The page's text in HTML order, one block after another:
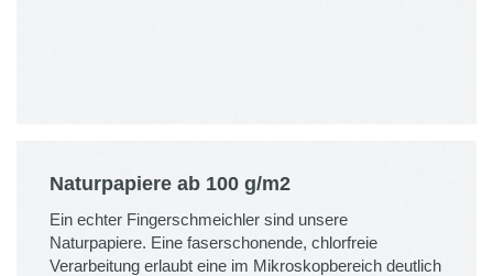
Naturpapiere ab 100 g/m2
Ein echter Fingerschmeichler sind unsere
Naturpapiere. Eine faserschonende, chlorfreie
Verarbeitung erlaubt eine im Mikroskopbereich deutlich